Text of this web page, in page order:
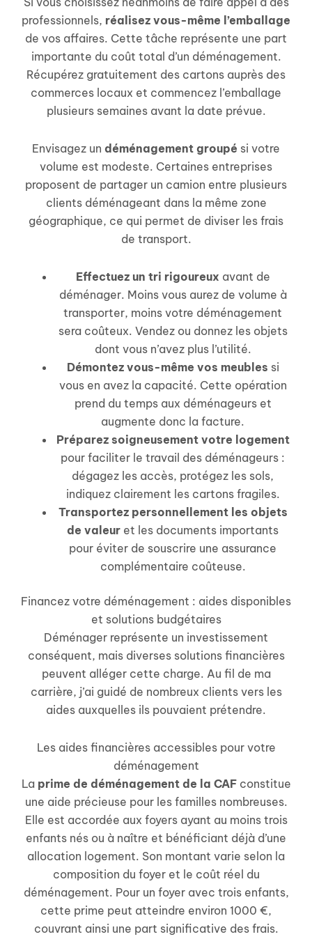
professionnels, réalisez vous-même l’emballage
de vos affaires. Cette tâche représente une part
importante du coût total d’un déménagement.
Récupérez gratuitement des cartons auprès des
commerces locaux et commencez l’emballage
plusieurs semaines avant la date prévue.
Envisagez un déménagement groupé si votre
volume est modeste. Certaines entreprises
proposent de partager un camion entre plusieurs
clients déménageant dans la même zone
géographique, ce qui permet de diviser les frais
de transport.
Effectuez un tri rigoureux avant de
déménager. Moins vous aurez de volume à
transporter, moins votre déménagement
sera coûteux. Vendez ou donnez les objets
dont vous n’avez plus l’utilité.
Démontez vous-même vos meubles si
vous en avez la capacité. Cette opération
prend du temps aux déménageurs et
augmente donc la facture.
Préparez soigneusement votre logement
pour faciliter le travail des déménageurs :
dégagez les accès, protégez les sols,
indiquez clairement les cartons fragiles.
Transportez personnellement les objets
de valeur et les documents importants
pour éviter de souscrire une assurance
complémentaire coûteuse.
Financez votre déménagement : aides disponibles
et solutions budgétaires
Déménager représente un investissement
conséquent, mais diverses solutions financières
peuvent alléger cette charge. Au fil de ma
carrière, j’ai guidé de nombreux clients vers les
aides auxquelles ils pouvaient prétendre.
Les aides financières accessibles pour votre
déménagement
La prime de déménagement de la CAFconstitue
une aide précieuse pour les familles nombreuses.
Elle est accordée aux foyers ayant au moins trois
enfants nés ou à naître et bénéficiant déjà d’une
allocation logement. Son montant varie selon la
composition du foyer et le coût réel du
déménagement. Pour un foyer avec trois enfants,
cette prime peut atteindre environ 1000 €,
couvrant ainsi une part significative des frais.